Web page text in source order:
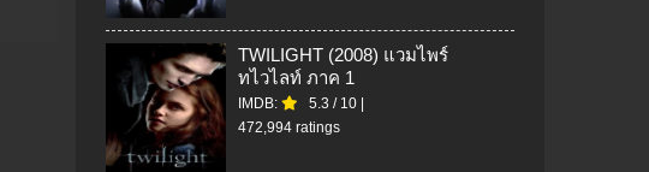
TWILIGHT (2008) แวมไพร์
ทไวไลท์ ภาค 1
IMDB: 5.3 / 10
472,994 ratings